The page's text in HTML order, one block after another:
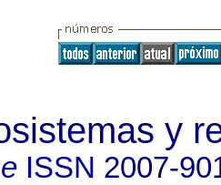
y
ISSN 2007-